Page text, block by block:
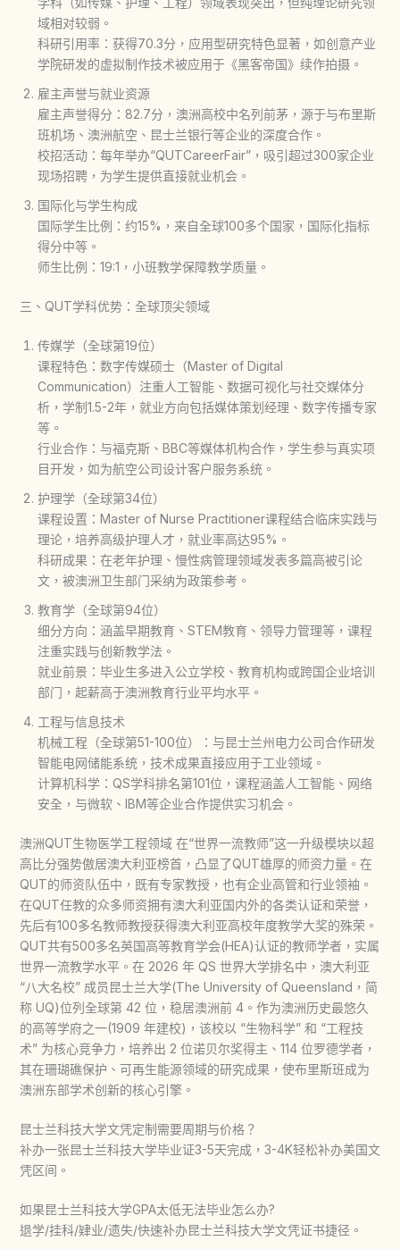
域相对较弱。
科研引用率：获得70.3分，应用型研究特色显著，如创意产业
学院研发的虚拟制作技术被应用于《黑客帝国》续作拍摄。
雇主声誉与就业资源
雇主声誉得分：82.7分，澳洲高校中名列前茅，源于与布里斯
班机场、澳洲航空、昆士兰银行等企业的深度合作。
校招活动：每年举办“QUTCareerFair”，吸引超过300家企业
现场招聘，为学生提供直接就业机会。
国际化与学生构成
国际学生比例：约15%，来自全球100多个国家，国际化指标
得分中等。
师生比例：19:1，小班教学保障教学质量。
三、QUT学科优势：全球顶尖领域
传媒学（全球第19位）
课程特色：数字传媒硕士（Master of Digital
Communication）注重人工智能、数据可视化与社交媒体分
析，学制1.5-2年，就业方向包括媒体策划经理、数字传播专家
等。
行业合作：与福克斯、BBC等媒体机构合作，学生参与真实项
目开发，如为航空公司设计客户服务系统。
护理学（全球第34位）
课程设置：Master of Nurse Practitioner课程结合临床实践与
理论，培养高级护理人才，就业率高达95%。
科研成果：在老年护理、慢性病管理领域发表多篇高被引论
文，被澳洲卫生部门采纳为政策参考。
教育学（全球第94位）
细分方向：涵盖早期教育、STEM教育、领导力管理等，课程
注重实践与创新教学法。
就业前景：毕业生多进入公立学校、教育机构或跨国企业培训
部门，起薪高于澳洲教育行业平均水平。
工程与信息技术
机械工程（全球第51-100位）：与昆士兰州电力公司合作研发
智能电网储能系统，技术成果直接应用于工业领域。
计算机科学：QS学科排名第101位，课程涵盖人工智能、网络
安全，与微软、IBM等企业合作提供实习机会。
澳洲QUT生物医学工程领域 在“世界一流教师”这一升级模块以超
高比分强势傲居澳大利亚榜首，凸显了QUT雄厚的师资力量。在
QUT的师资队伍中，既有专家教授，也有企业高管和行业领袖。
在QUT任教的众多师资拥有澳大利亚国内外的各类认证和荣誉，
先后有100多名教师教授获得澳大利亚高校年度教学大奖的殊荣。
QUT共有500多名英国高等教育学会(HEA)认证的教师学者，实属
世界一流教学水平。在 2026 年 QS 世界大学排名中，澳大利亚
“八大名校” 成员昆士兰大学(The University of Queensland，简
称 UQ)位列全球第 42 位，稳居澳洲前 4。作为澳洲历史最悠久
的高等学府之一(1909 年建校)，该校以 “生物科学” 和 “工程技
术” 为核心竞争力，培养出 2 位诺贝尔奖得主、114 位罗德学者，
其在珊瑚礁保护、可再生能源领域的研究成果，使布里斯班成为
澳洲东部学术创新的核心引擎。​
昆士兰科技大学文凭定制需要周期与价格？
补办一张昆士兰科技大学毕业证3-5天完成，3-4K轻松补办美国文
凭区间。
如果昆士兰科技大学GPA太低无法毕业怎么办?
退学/挂科/肄业/遗失/快速补办昆士兰科技大学文凭证书捷径。